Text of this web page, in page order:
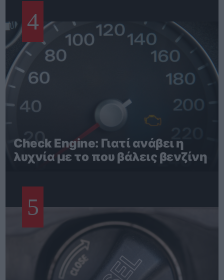
4
Check Engine: Γιατί ανάβει η
λυχνία με το που βάλεις βενζίνη
5